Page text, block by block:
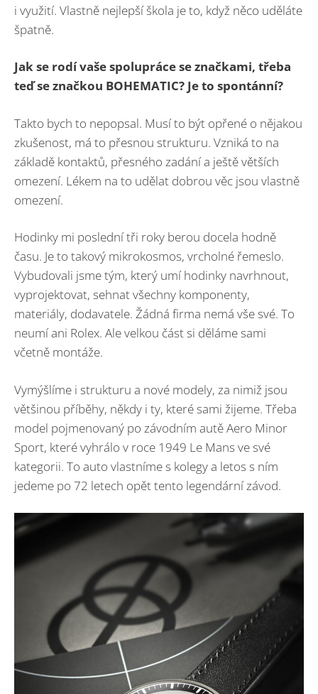
i využití. Vlastně nejlepší škola je to, když něco uděláte
špatně.
Jak se rodí vaše spolupráce se značkami, třeba
teď se značkou BOHEMATIC? Je to spontánní?
Takto bych to nepopsal. Musí to být opřené o nějakou
zkušenost, má to přesnou strukturu. Vzniká to na
základě kontaktů, přesného zadání a ještě větších
omezení. Lékem na to udělat dobrou věc jsou vlastně
omezení.
Hodinky mi poslední tři roky berou docela hodně
času. Je to takový mikrokosmos, vrcholné řemeslo.
Vybudovali jsme tým, který umí hodinky navrhnout,
vyprojektovat, sehnat všechny komponenty,
materiály, dodavatele. Žádná firma nemá vše své. To
neumí ani Rolex. Ale velkou část si děláme sami
včetně montáže.
Vymýšlíme i strukturu a nové modely, za nimiž jsou
většinou příběhy, někdy i ty, které sami žijeme. Třeba
model pojmenovaný po závodním autě Aero Minor
Sport, které vyhrálo v roce 1949 Le Mans ve své
kategorii. To auto vlastníme s kolegy a letos s ním
jedeme po 72 letech opět tento legendární závod.